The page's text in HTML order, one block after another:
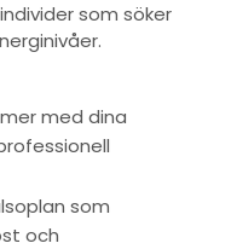
som söker
med dina
som
och